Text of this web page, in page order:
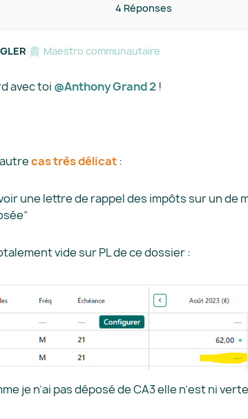
4 Réponses
Maestro communautaire
avec toi @Anthony Grand 2 !
cas très délicat:
une lettre de rappel des impôts sur un de
vide sur PL de ce dossier :
je n’ai pas déposé de CA3 elle n’est ni